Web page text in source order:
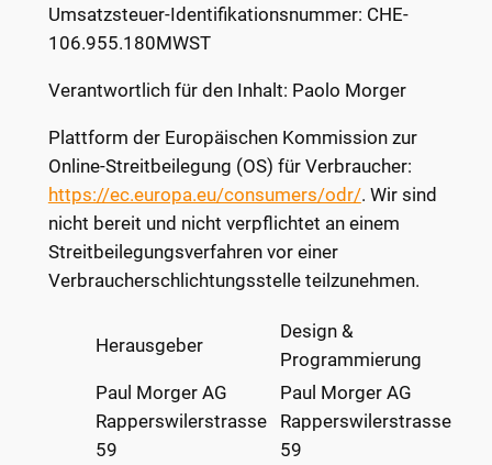
Umsatzsteuer-Identifikationsnummer: CHE-
106.955.180MWST
Verantwortlich für den Inhalt: Paolo Morger
Plattform der Europäischen Kommission zur
Online-Streitbeilegung (OS) für Verbraucher:
https://ec.europa.eu/consumers/odr/. Wir sind
nicht bereit und nicht verpflichtet an einem
Streitbeilegungsverfahren vor einer
Verbraucherschlichtungsstelle teilzunehmen.
Herausgeber
Design &
Programmierung
Paul Morger AG
Rapperswilerstrasse
59
Paul Morger AG
Rapperswilerstrasse
59